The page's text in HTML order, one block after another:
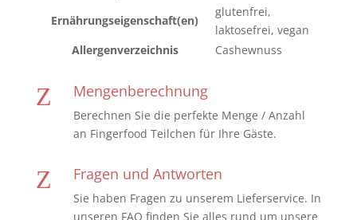
Ernährungseigenschaft(en)
glutenfrei,
laktosefrei, vegan
Allergenverzeichnis
Cashewnuss
Z Mengenberechnung
Berechnen Sie die perfekte Menge / Anzahl
an Fingerfood Teilchen für Ihre Gäste.
Z Fragen und Antworten
Sie haben Fragen zu unserem Lieferservice. In
unseren FAQ finden Sie alles rund um unsere